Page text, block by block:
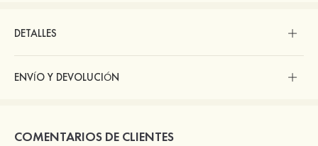
DETALLES
ENVÍO Y DEVOLUCIÓN
COMENTARIOS DE CLIENTES